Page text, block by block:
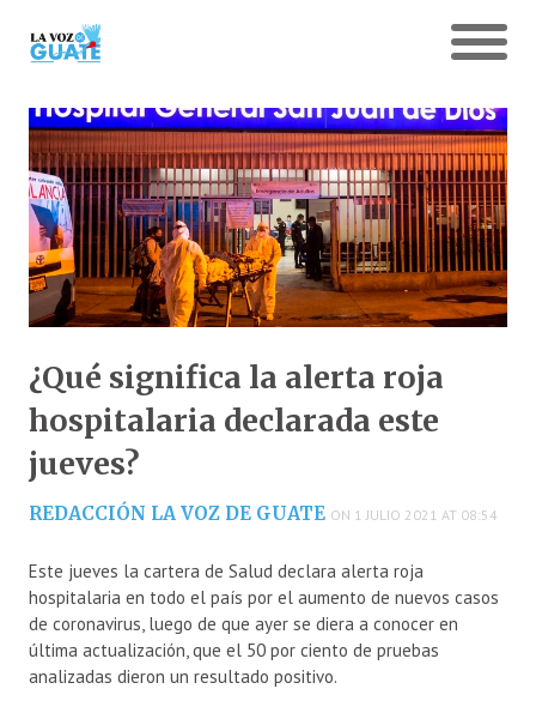
¿Qué significa la alerta roja
hospitalaria declarada este
jueves?
REDACCIÓN LA VOZ DE GUATE ON 1 JULIO 2021 AT 08:54
Este jueves la cartera de Salud declara alerta roja
hospitalaria en todo el país por el aumento de nuevos casos
de coronavirus, luego de que ayer se diera a conocer en
última actualización, que el 50 por ciento de pruebas
analizadas dieron un resultado positivo.